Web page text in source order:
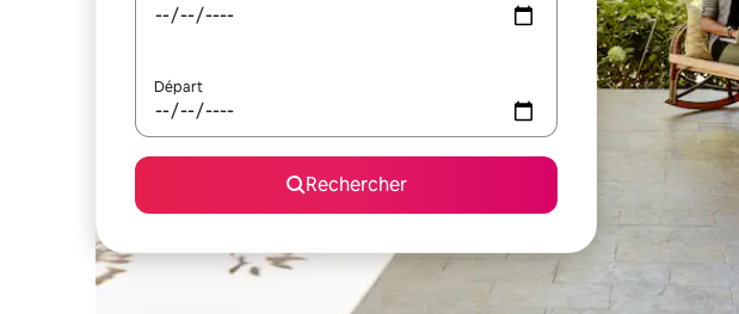
Départ
Rechercher